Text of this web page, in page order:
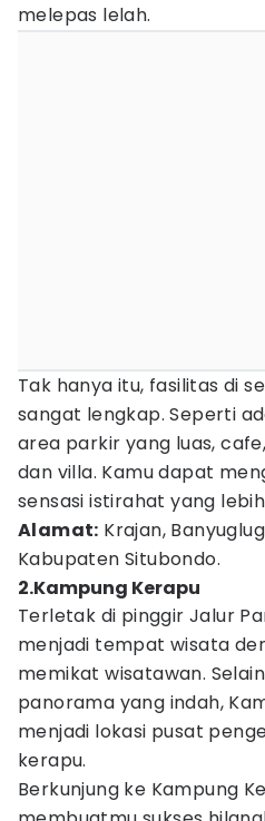
melepas lelah.
Tak hanya itu, fasilitas di
sangat lengkap. Seperti
area parkir yang luas,
dan villa. Kamu dapat
sensasi istirahat yang
Alamat: Krajan,
Kabupaten Situbondo.
2.Kampung Kerapu
Terletak di pinggir Jalur
menjadi tempat wisata
memikat wisatawan.
panorama yang indah,
menjadi lokasi pusat
kerapu.
Berkunjung ke Kampung